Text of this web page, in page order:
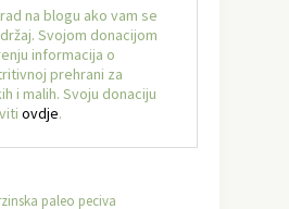
na blogu ako vam se
Svojom donacijom
informacija o
prehrani za
i malih. Svoju donaciju
ovdje.
paleo peciva